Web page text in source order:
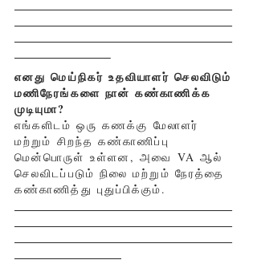
எனது மெய்நிகர் உதவியாளர் செலவிடும்
மணிநேரங்களை நான் கண்காணிக்க
முடியுமா?
எங்களிடம் ஒரு கணக்கு மேலாளர்
மற்றும் சிறந்த கண்காணிப்பு
மென்பொருள் உள்ளன, அவை VA ஆல்
செலவிடப்படும் நிலை மற்றும் நேரத்தை
கண்காணித்து புதுப்பிக்கும்.